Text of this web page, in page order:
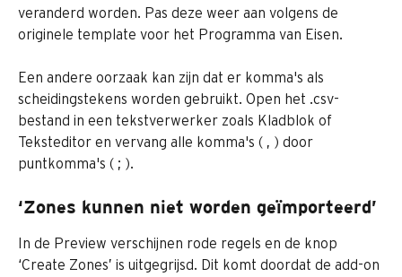
veranderd worden. Pas deze weer aan volgens de
originele template voor het Programma van Eisen.
Een andere oorzaak kan zijn dat er komma's als
scheidingstekens worden gebruikt. Open het .csv-
bestand in een tekstverwerker zoals Kladblok of
Teksteditor en vervang alle komma's ( , ) door
puntkomma's ( ; ).
‘Zones kunnen niet worden geïmporteerd’
In de Preview verschijnen rode regels en de knop
‘Create Zones’ is uitgegrijsd. Dit komt doordat de add-on